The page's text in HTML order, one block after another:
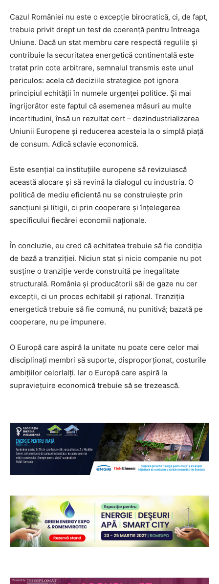
Cazul României nu este o excepție birocratică, ci, de fapt,
trebuie privit drept un test de coerență pentru întreaga
Uniune. Dacă un stat membru care respectă regulile și
contribuie la securitatea energetică continentală este
tratat prin cote arbitrare, semnalul transmis este unul
periculos: acela că deciziile strategice pot ignora
principiul echității în numele urgenței politice. Și mai
îngrijorător este faptul că asemenea măsuri au multe
incertitudini, însă un rezultat cert – dezindustrializarea
Uniunii Europene și reducerea acesteia la o simplă piață
de consum. Adică sclavie economică.
Este esențial ca instituțiile europene să revizuiască
această alocare și să revină la dialogul cu industria. O
politică de mediu eficientă nu se construiește prin
sancțiuni și litigii, ci prin cooperare și înțelegerea
specificului fiecărei economii naționale.
În concluzie, eu cred că echitatea trebuie să fie condiția
de bază a tranziției. Niciun stat și nicio companie nu pot
susține o tranziție verde construită pe inegalitate
structurală. România și producătorii săi de gaze nu cer
excepții, ci un proces echitabil și rațional. Tranziția
energetică trebuie să fie comună, nu punitivă; bazată pe
cooperare, nu pe impunere.
O Europă care aspiră la unitate nu poate cere celor mai
disciplinați membri să suporte, disproporționat, costurile
ambițiilor celorlalți. Iar o Europă care aspiră la
supraviețuire economică trebuie să se trezească.